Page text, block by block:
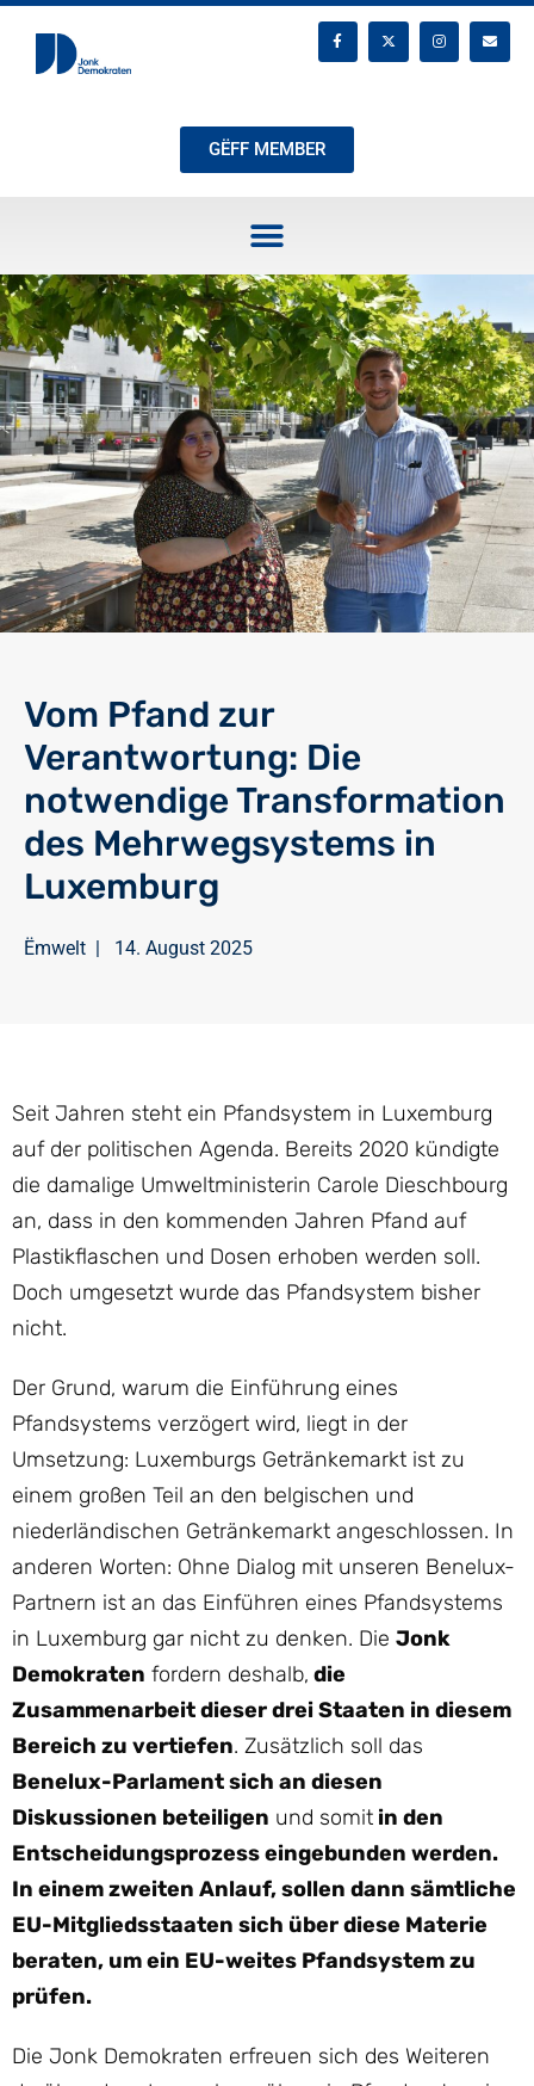
GËFF MEMBER
Vom Pfand zur
Verantwortung: Die
notwendige Transformation
des Mehrwegsystems in
Luxemburg
Ëmwelt | 14. August 2025
Seit Jahren steht ein Pfandsystem in Luxemburg
auf der politischen Agenda. Bereits 2020 kündigte
die damalige Umweltministerin Carole Dieschbourg
an, dass in den kommenden Jahren Pfand auf
Plastikflaschen und Dosen erhoben werden soll.
Doch umgesetzt wurde das Pfandsystem bisher
nicht.
Der Grund, warum die Einführung eines
Pfandsystems verzögert wird, liegt in der
Umsetzung: Luxemburgs Getränkemarkt ist zu
einem großen Teil an den belgischen und
niederländischen Getränkemarkt angeschlossen. In
anderen Worten: Ohne Dialog mit unseren Benelux-
Partnern ist an das Einführen eines Pfandsystems
in Luxemburg gar nicht zu denken. Die Jonk
Demokraten fordern deshalb, die
Zusammenarbeit dieser drei Staaten in diesem
Bereich zu vertiefen. Zusätzlich soll das
Benelux-Parlament sich an diesen
Diskussionen beteiligen und somit in den
Entscheidungsprozess eingebunden werden.
In einem zweiten Anlauf, sollen dann sämtliche
EU-Mitgliedsstaaten sich über diese Materie
beraten, um ein EU-weites Pfandsystem zu
prüfen.
Die Jonk Demokraten erfreuen sich des Weiteren